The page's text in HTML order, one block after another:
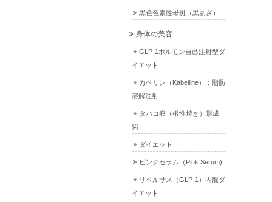
黒色色素性母斑（黒あざ）
身体の美容
GLP-1ホルモン自己注射型ダ
イエット
カベリン（Kabelline）：脂肪
溶解注射
タバコ痕（根性焼き）形成
術
ダイエット
ピンクセラム（Pink Serum)
リベルサス（GLP-1）内服ダ
イエット